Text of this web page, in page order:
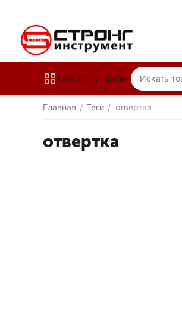
Каталог товаров
Главная / Теги / отвертка
отвертка